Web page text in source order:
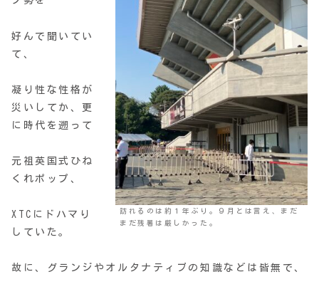
訪れるのは約１年ぶり。９月とは言え、まだ
まだ残暑は厳しかった。
好んで聞いてい
て、
凝り性な性格が
災いしてか、更
に時代を遡って
元祖英国式ひね
くれポップ、
XTCにドハマり
していた。
故に、グランジやオルタナティブの知識などは皆無で、